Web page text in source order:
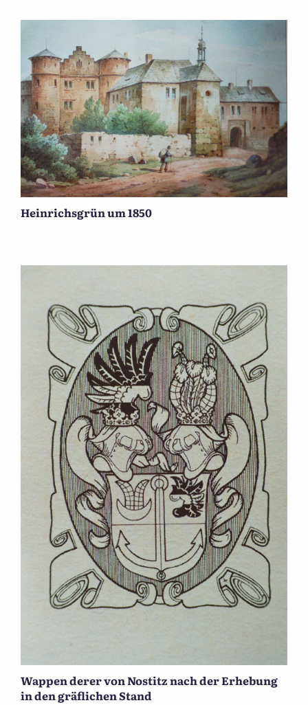
Heinrichsgrün um 1850
Wappen derer von Nostitz nach der Erhebung
in den gräflichen Stand